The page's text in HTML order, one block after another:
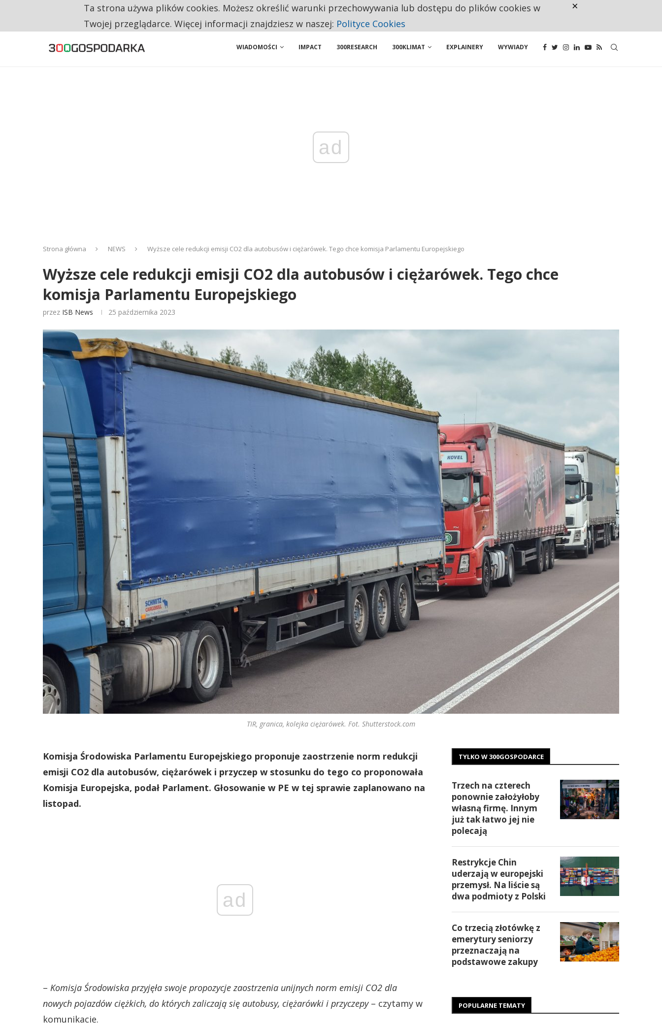
CO TRZECIĄ ZŁOTÓWKĘ Z EMERYTURY SENIORZY PRZEZNACZAJĄ NA PODSTAWOWE ZAKUPY
WIADOMOŚCI IMPACT 300RESEARCH 300KLIMAT EXPLAINERY WYWIADY
ad
Strona główna NEWS Wyższe cele redukcji emisji CO2 dla autobusów i ciężarówek. Tego chce komisja Parlamentu Europejskiego
Wyższe cele redukcji emisji CO2 dla autobusów i ciężarówek. Tego chce
komisja Parlamentu Europejskiego
przez ISB News 25 października 2023
TIR, granica, kolejka ciężarówek. Fot. Shutterstock.com
Komisja Środowiska Parlamentu Europejskiego proponuje zaostrzenie norm redukcji
emisji CO2 dla autobusów, ciężarówek i przyczep w stosunku do tego co proponowała
Komisja Europejska, podał Parlament. Głosowanie w PE w tej sprawie zaplanowano na
listopad.
ad
– Komisja Środowiska przyjęła swoje propozycje zaostrzenia unijnych norm emisji CO2 dla
nowych pojazdów ciężkich, do których zaliczają się autobusy, ciężarówki i przyczepy – czytamy w
komunikacie.
TYLKO W 300GOSPODARCE
Trzech na czterech
ponownie założyłoby
własną firmę. Innym
już tak łatwo jej nie
polecają
Restrykcje Chin
uderzają w europejski
przemysł. Na liście są
dwa podmioty z Polski
Co trzecią złotówkę z
emerytury seniorzy
przeznaczają na
podstawowe zakupy
POPULARNE TEMATY
Ta strona używa plików cookies. Możesz określić warunki przechowywania lub dostępu do plików cookies w
Twojej przeglądarce. Więcej informacji znajdziesz w naszej: Polityce Cookies
×